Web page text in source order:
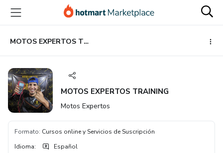
principal
página
de
página
MOTOS EXPERTOS TRAINING
MOTOS EXPERTOS TRAINING
Motos Expertos
Formato: Cursos online y Servicios de Suscripción
Idioma: Español